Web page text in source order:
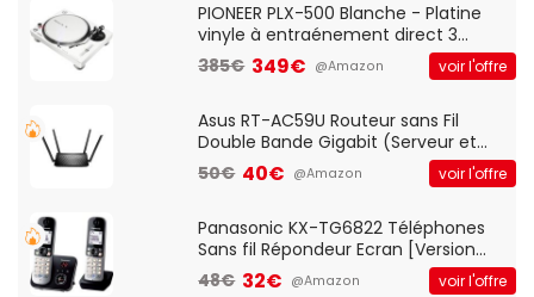
QWERTY UK - Noir
PIONEER PLX-500 Blanche - Platine
vinyle à entraénement direct 3
vitesses (33-45-78 trs/min) avec
pre-ampli intégré et port USB
385€ 349€ @Amazon voir l'offre
Asus RT-AC59U Routeur sans Fil
Double Bande Gigabit (Serveur et
Client VPN, Triple Vlan, Mode Point
d'accès et Bridge, contrôle Parental,
50€ 40€ @Amazon voir l'offre
Panasonic KX-TG6822 Téléphones
Sans fil Répondeur Ecran [Version
Française]
48€ 32€ @Amazon voir l'offre